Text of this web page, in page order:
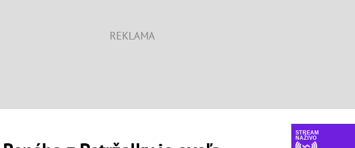
STREAM
NAŽIVO